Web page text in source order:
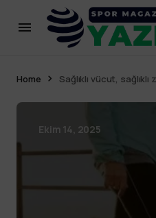
Home Sağlıklı vücut,
Ekim 14, 2025